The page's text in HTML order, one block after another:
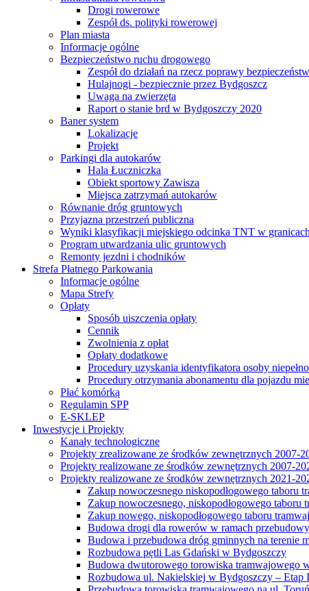
Drogi rowerowe
Zespół ds. polityki rowerowej
Plan miasta
Informacje ogólne
Bezpieczeństwo ruchu drogowego
Zespół do działań na rzecz poprawy
Hulajnogi - bezpiecznie przez Bydgoszcz
Uwaga na zwierzęta
Raport o stanie brd w Bydgoszczy 2020
Baner system
Lokalizacje
Projekt
Parkingi dla autokarów
Hala Łuczniczka
Obiekt sportowy Zawisza
Miejsca zatrzymań autokarów
Równanie dróg gruntowych
Przyjazna przestrzeń publiczna
Wyniki klasyfikacji miejskiego odcinka TNT w
Program utwardzania ulic gruntowych
Remonty jezdni i chodników
Strefa Płatnego Parkowania
Informacje ogólne
Mapa Strefy
Opłaty
Sposób uiszczenia opłaty
Cennik
Zwolnienia z opłat
Opłaty dodatkowe
Procedury uzyskania identyfikatora osoby
Procedury otrzymania abonamentu dla pojazdu
Płać komórką
Regulamin SPP
E-SKLEP
Inwestycje i Projekty
Kanały technologiczne
Projekty zrealizowane ze środków zewnętrznych 2007-
Projekty realizowane ze środków zewnętrznych 2007-
Projekty realizowane ze środków zewnętrznych 2021-
Zakup nowoczesnego niskopodłogowego
Zakup nowoczesnego, niskopodłogowego
Zakup nowego, niskopodłogowego taboru
Budowa drogi dla rowerów w ramach
Budowa i przebudowa dróg gminnych na terenie
Rozbudowa pętli Las Gdański w Bydgoszczy
Budowa dwutorowego torowiska tramwajowego
Rozbudowa ul. Nakielskiej w Bydgoszczy – Etap